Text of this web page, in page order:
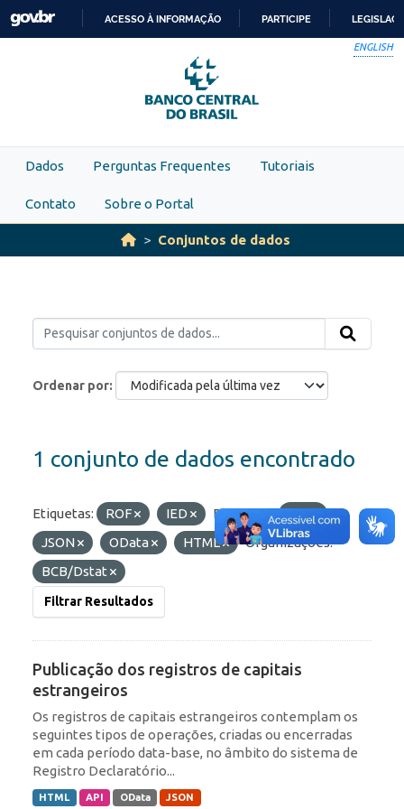
Skip to main content
PARA
O
CONTEÚDO
ACESSO À INFORMAÇÃO PARTICIPE
ENGLISH
Dados Perguntas Frequentes Tutoriais
Contato Sobre o Portal
Conjuntos de dados
Ordenar por
1 conjunto de dados encontrado
Etiquetas: ROF IED Formatos:
API
JSON
OData HTML
Organizações:
BCB/Dstat
Filtrar Resultados
Publicação dos registros de capitais
estrangeiros
Os registros de capitais estrangeiros contemplam os
seguintes tipos de operações, criadas ou encerradas
em cada período data-base, no âmbito do sistema de
Registro Declaratório...
HTML API OData JSON